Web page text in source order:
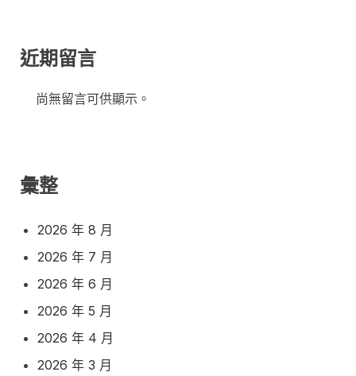
近期留言
尚無留言可供顯示。
彙整
2026 年 8 月
2026 年 7 月
2026 年 6 月
2026 年 5 月
2026 年 4 月
2026 年 3 月